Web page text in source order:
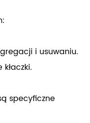
i usuwaniu.
specyficzne